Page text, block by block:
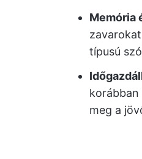
Memória
típusú
meg a